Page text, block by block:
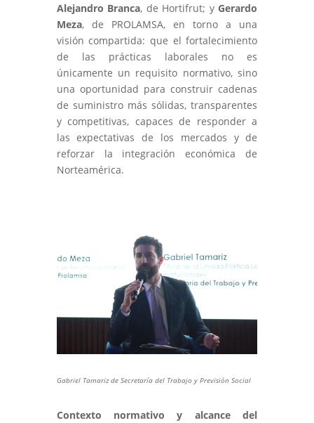
Alejandro Branca, de Hortifrut; yGerardo
Meza, de PROLAMSA, en torno a una
visión compartida: que el fortalecimiento
de las prácticas laborales no es
únicamente un requisito normativo, sino
una oportunidad para construir cadenas
de suministro más sólidas, transparentes
y competitivas, capaces de responder a
las expectativas de los mercados y de
reforzar la integración económica de
Norteamérica.
Gabriel Tamariz de Secretaría del Trabajo y Previsión Social
Contexto normativo y alcance del